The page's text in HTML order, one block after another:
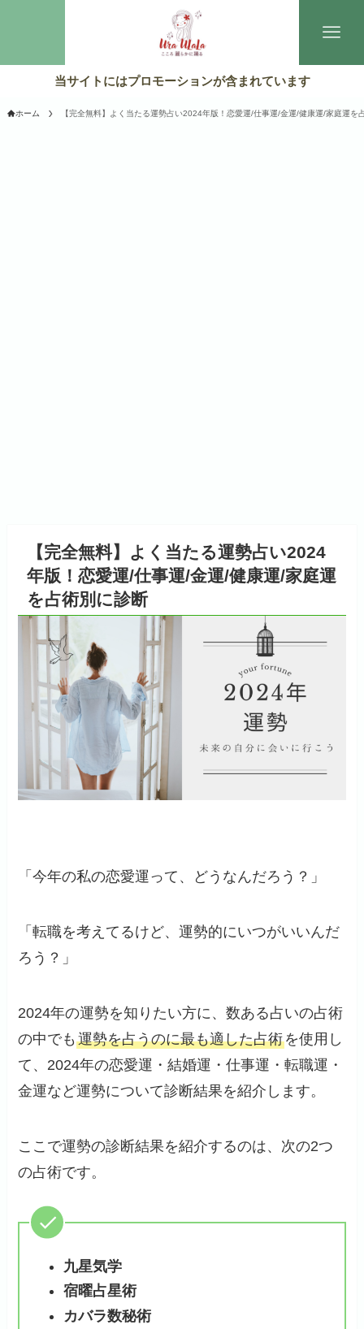
当サイトにはプロモーションが含まれています
ホーム 【完全無料】よく当たる運勢占い2024年版！恋愛運/仕事運/金運/健康運/家庭運を
【完全無料】よく当たる運勢占い2024
年版！恋愛運/仕事運/金運/健康運/家庭運
を占術別に診断
「今年の私の恋愛運って、どうなんだろう？」
「転職を考えてるけど、運勢的にいつがいいんだ
ろう？」
2024年の運勢を知りたい方に、数ある占いの占術
の中でも運勢を占うのに最も適した占術を使用し
て、2024年の恋愛運・結婚運・仕事運・転職運・
金運など運勢について診断結果を紹介します。
ここで運勢の診断結果を紹介するのは、次の2つ
の占術です。
九星気学
宿曜占星術
カバラ数秘術